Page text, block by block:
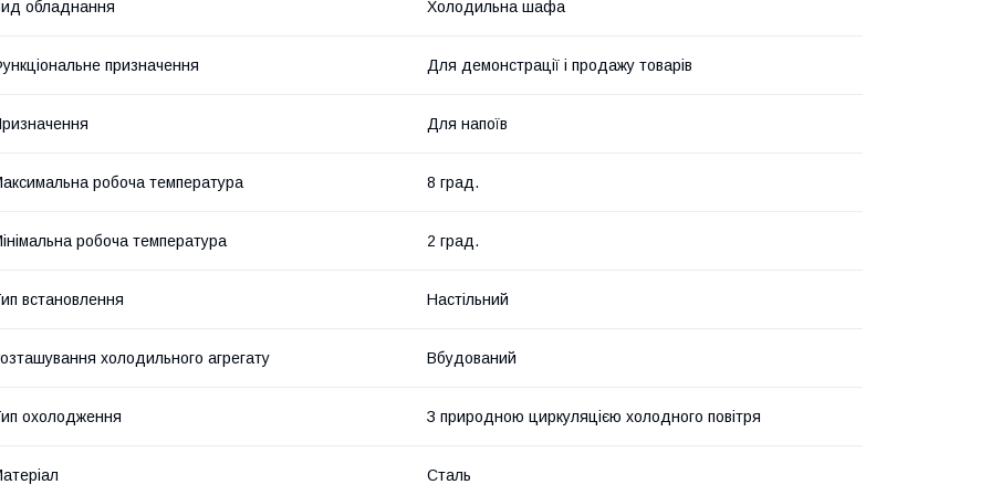
обладнання Холодильна шафа
призначення Для демонстрації і продажу товарів
Для напоїв
робоча температура 8 град.
робоча температура 2 град.
встановлення Настільний
холодильного агрегату Вбудований
охолодження З природною циркуляцією холодного повітря
Сталь